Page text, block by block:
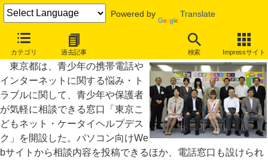
Powered by Translate
カテゴリ 過去記事 検索 Impressサイト
東京都、携帯などの悩み・トラブルの相談窓口を開設
東京都は、青少年の携帯電話や
インターネットに関する悩み・ト
ラブルに関して、青少年や保護者
が気軽に相談できる窓口「東京こ
どもネット・ケータイヘルプデス
ク」を開設した。パソコン向けWe
bサイトから相談内容を投稿できるほか、電話窓口も設けられ